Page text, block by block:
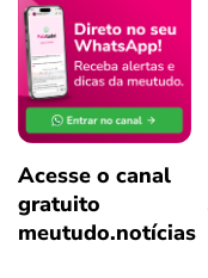
Acesse o canal
gratuito
meutudo.notícias